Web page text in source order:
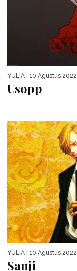
YULIA | 10 Agustus 2022
Usopp
YULIA | 10 Agustus 2022
Sanji